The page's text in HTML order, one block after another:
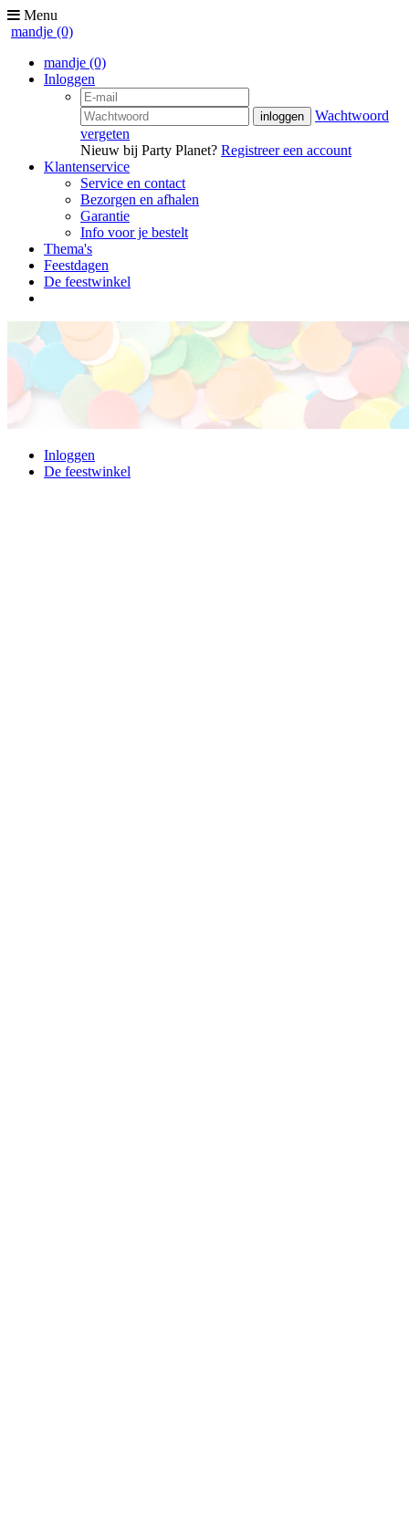
Menu
mandje (0)
mandje (0)
Inloggen
Wachtwoord
vergeten
Nieuw bij Party Planet? Registreer een account
Klantenservice
Service en contact
Bezorgen en afhalen
Garantie
Info voor je bestelt
Thema's
Feestdagen
De feestwinkel
Inloggen
De feestwinkel